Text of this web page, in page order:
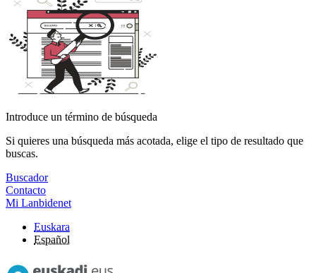
Introduce un término de búsqueda
Si quieres una búsqueda más acotada, elige el tipo de resultado que
buscas.
Buscador
Contacto
Mi Lanbidenet
Euskara
Español